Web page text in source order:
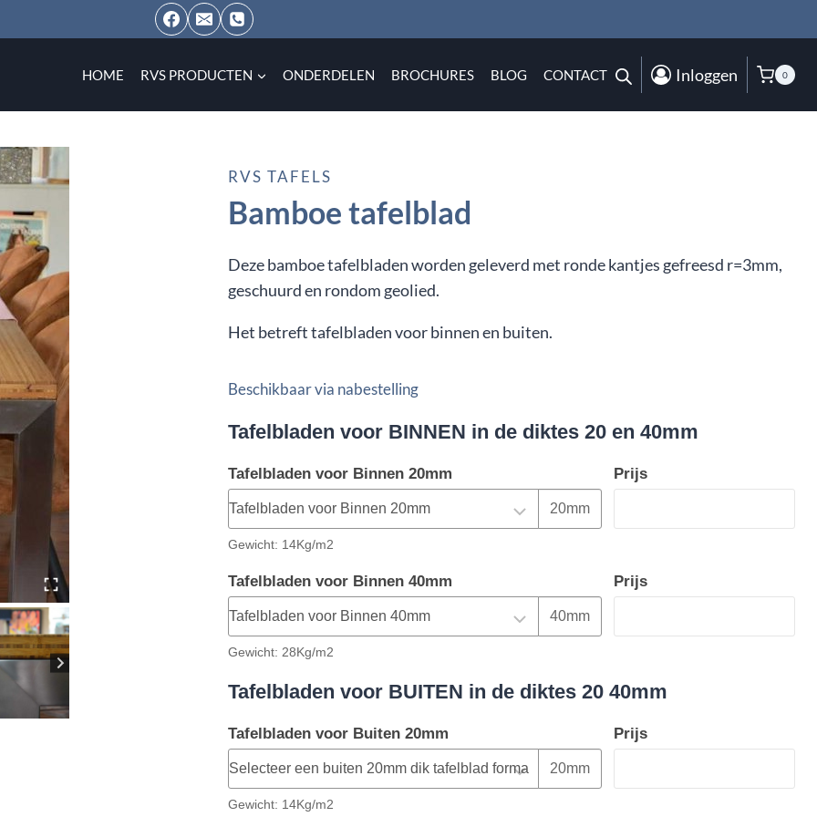
HOME RVS PRODUCTEN ONDERDELEN BROCHURES BLOG CONTACT Inloggen 0
RVS TAFELS
Bamboe tafelblad
Deze bamboe tafelbladen worden geleverd met ronde kantjes gefreesd r=3mm,
geschuurd en rondom geolied.
Het betreft tafelbladen voor binnen en buiten.
Beschikbaar via nabestelling
Bamboe
Tafelbladen voor BINNEN in de diktes 20 en 40mm
Tafelbladen voor Binnen 20mm
20mm
Gewicht: 14Kg/m2
Prijs
Tafelbladen voor Binnen 40mm
40mm
Gewicht: 28Kg/m2
Prijs
Tafelbladen voor BUITEN in de diktes 20 40mm
Tafelbladen voor Buiten 20mm
20mm
Gewicht: 14Kg/m2
Prijs